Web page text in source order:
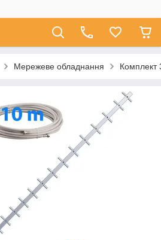
Мережеве обладнання Комплект